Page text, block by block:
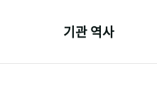
기관 역사